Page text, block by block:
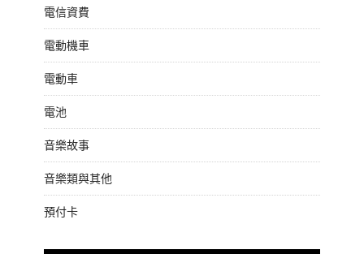
電信資費
電動機車
電動車
電池
音樂故事
音樂類與其他
預付卡